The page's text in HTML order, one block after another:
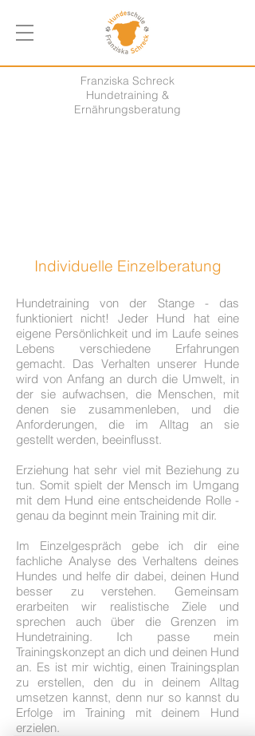
Franziska Schreck
Hundetraining &
Ernährungsberatung
Individuelle Einzelberatung
Hundetraining von der Stange - das
funktioniert nicht! Jeder Hund hat eine
eigene Persönlichkeit und im Laufe seines
Lebens verschiedene Erfahrungen
gemacht. Das Verhalten unserer Hunde
wird von Anfang an durch die Umwelt, in
der sie aufwachsen, die Menschen, mit
denen sie zusammenleben, und die
Anforderungen, die im Alltag an sie
gestellt werden, beeinflusst.
Erziehung hat sehr viel mit Beziehung zu
tun. Somit spielt der Mensch im Umgang
mit dem Hund eine entscheidende Rolle -
genau da beginnt mein Training mit dir.
Im Einzelgespräch gebe ich dir eine
fachliche Analyse des Verhaltens deines
Hundes und helfe dir dabei, deinen Hund
besser zu verstehen. Gemeinsam
erarbeiten wir realistische Ziele und
sprechen auch über die Grenzen im
Hundetraining. Ich passe mein
Trainingskonzept an dich und deinen Hund
an. Es ist mir wichtig, einen Trainingsplan
zu erstellen, den du in deinem Alltag
umsetzen kannst, denn nur so kannst du
Erfolge im Training mit deinem Hund
erzielen.